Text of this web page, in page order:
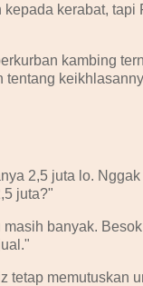
kepada kerabat, tapi
kambing
tentang
2,5 juta lo.
juta?"
banyak.
tetap memutuskan